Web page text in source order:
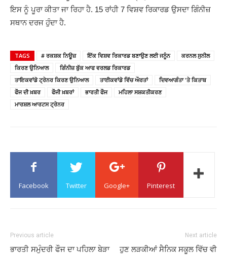
ਇਸ ਨੂੰ ਪੂਰਾ ਕੀਤਾ ਜਾ ਰਿਹਾ ਹੈ. 15 ਰਾਂਹੀ 7 ਵਿਸ਼ਵ ਰਿਕਾਰਡ ਉਸਦਾ ਗਿੰਨੀਜ਼
ਸਥਾਨ ਦਰਜ ਹੁੰਦਾ ਹੈ.
TAGS # ਰਕਸ਼ਕ ਨਿਊਜ਼ ਇੱਕ ਵਿਸ਼ਵ ਰਿਕਾਰਡ ਬਣਾਉਣ ਲਈ ਜਨੂੰਨ
ਕਰਨਲ ਸੁਨੀਲ
ਕਿਰਣ ਉਨਿਆਲ
ਗਿੰਨੀਜ਼ ਬੁੱਕ ਆਫ ਵਰਲਡ ਰਿਕਾਰਡ
ਤਾਇਕਵਾਂਡੋ ਟ੍ਰੇਨਰ ਕਿਰਣ ਉਨਿਆਲ
ਤਾਈਕਵਾਂਡੋ ਵਿੱਚ ਔਰਤਾਂ
ਦਿਵਆਗੰਤਾ 'ਤੇ ਕਿਤਾਬ
ਫੌਜ ਦੀ ਖ਼ਬਰ
ਫੌਜੀ ਖ਼ਬਰਾਂ ਭਾਰਤੀ ਫੌਜ
ਮਹਿਲਾ ਸਸ਼ਕਤੀਕਰਣ
ਮਾਰਸ਼ਲ ਆਰਟਸ ਟ੍ਰੇਨਰ
Facebook Twitter Google+ Pinterest
Previous article
ਭਾਰਤੀ ਸਮੁੰਦਰੀ ਫੌਜ ਦਾ ਪਹਿਲਾ ਬੇੜਾ
Next article
ਹੁਣ ਲੜਕੀਆਂ ਸੈਨਿਕ ਸਕੂਲ ਵਿੱਚ ਵੀ